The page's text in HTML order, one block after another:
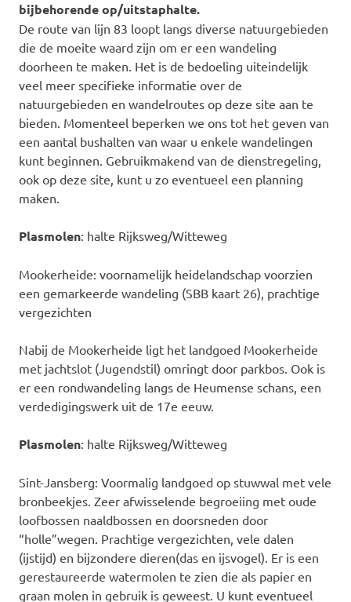
bijbehorende op/uitstaphalte.
De route van lijn 83 loopt langs diverse natuurgebieden
die de moeite waard zijn om er een wandeling
doorheen te maken. Het is de bedoeling uiteindelijk
veel meer specifieke informatie over de
natuurgebieden en wandelroutes op deze site aan te
bieden. Momenteel beperken we ons tot het geven van
een aantal bushalten van waar u enkele wandelingen
kunt beginnen. Gebruikmakend van de dienstregeling,
ook op deze site, kunt u zo eventueel een planning
maken.
Plasmolen: halte Rijksweg/Witteweg
Mookerheide: voornamelijk heidelandschap voorzien
een gemarkeerde wandeling (SBB kaart 26), prachtige
vergezichten
Nabij de Mookerheide ligt het landgoed Mookerheide
met jachtslot (Jugendstil) omringt door parkbos. Ook is
er een rondwandeling langs de Heumense schans, een
verdedigingswerk uit de 17e eeuw.
Plasmolen: halte Rijksweg/Witteweg
Sint-Jansberg: Voormalig landgoed op stuwwal met vele
bronbeekjes. Zeer afwisselende begroeiing met oude
loofbossen naaldbossen en doorsneden door
“holle”wegen. Prachtige vergezichten, vele dalen
(ijstijd) en bijzondere dieren(das en ijsvogel). Er is een
gerestaureerde watermolen te zien die als papier en
graan molen in gebruik is geweest. U kunt eventueel